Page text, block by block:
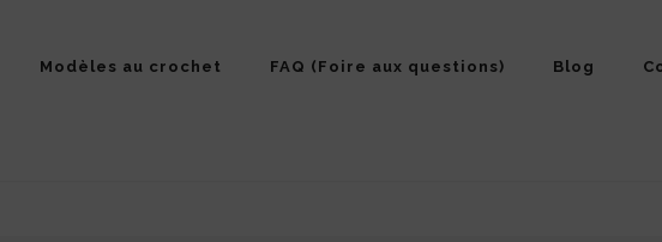
Modèles au crochet FAQ (Foire aux questions) Blog